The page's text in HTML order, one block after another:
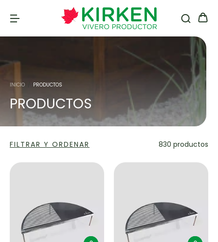
INICIO PRODUCTOS
PRODUCTOS
FILTRAR Y ORDENAR 830 productos